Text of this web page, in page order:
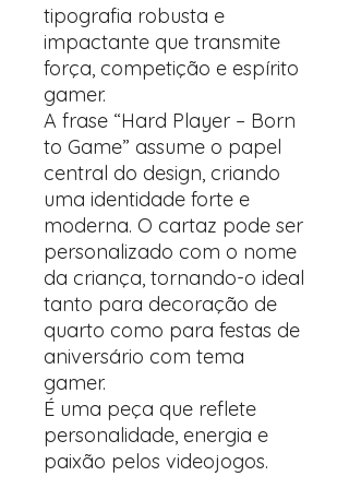
tipografia robusta e
impactante que transmite
força, competição e espírito
gamer.
A frase “Hard Player – Born
to Game” assume o papel
central do design, criando
uma identidade forte e
moderna. O cartaz pode ser
personalizado com o nome
da criança, tornando-o ideal
tanto para decoração de
quarto como para festas de
aniversário com tema
gamer.
É uma peça que reflete
personalidade, energia e
paixão pelos videojogos.